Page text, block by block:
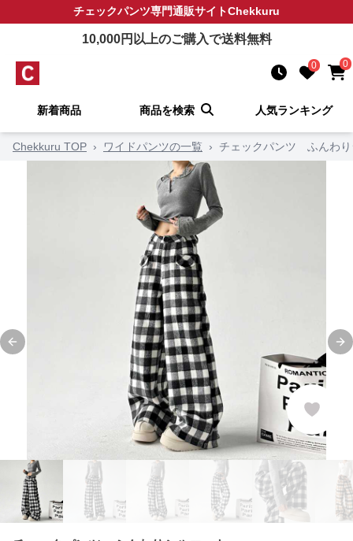
チェックパンツ専門通販サイトChekkuru
10,000円以上のご購入で送料無料
0 0
新着商品 商品を検索 人気ランキング
Chekkuru TOP › ワイドパンツの一覧 › チェックパンツ ふんわり
Previous slide